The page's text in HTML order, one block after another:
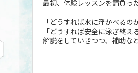
最初、体験レッスンを請負っ
「どうすれば水に浮かべるの
「どうすれば安全に泳ぎ終え
解説をしていきつつ、補助な